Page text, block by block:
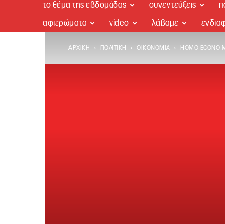
το θέμα της εβδομάδας συνεντεύξεις
αφιερώματα video λάβαμε
ΑΡΧΙΚΉ ΠΟΛΙΤΙΚΉ ΟΙΚΟΝΟΜΊΑ HOMO